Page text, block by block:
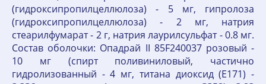
(гидроксипропилцеллюлоза) - 5 мг, гипролоза
(гидроксипропилцеллюлоза) - 2 мг, натрия
стеарилфумарат - 2 г, натрия лаурилсульфат - 0.8 мг.
Состав оболочки: Опадрай II 85F240037 розовый -
10 мг (спирт поливиниловый, частично
гидролизованный - 4 мг, титана диоксид (Е171) -